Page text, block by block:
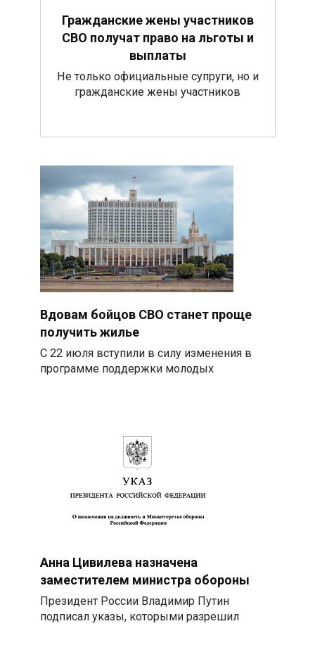
Гражданские жены участников
СВО получат право на льготы и
выплаты
Не только официальные супруги, но и
гражданские жены участников
Вдовам бойцов СВО станет проще
получить жилье
С 22 июля вступили в силу изменения в
программе поддержки молодых
Анна Цивилева назначена
заместителем министра обороны
Президент России Владимир Путин
подписал указы, которыми разрешил